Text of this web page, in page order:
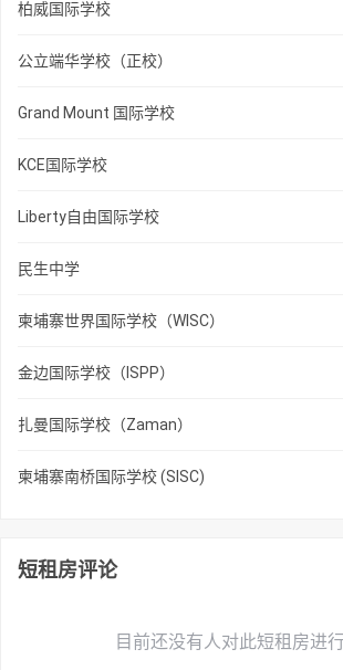
柏威国际学校
公立端华学校（正校）
Grand Mount 国际学校
KCE国际学校
Liberty自由国际学校
民生中学
柬埔寨世界国际学校（WISC）
金边国际学校（ISPP）
扎曼国际学校（Zaman）
柬埔寨南桥国际学校 (SISC)
短租房评论
目前还没有人对此短租房进